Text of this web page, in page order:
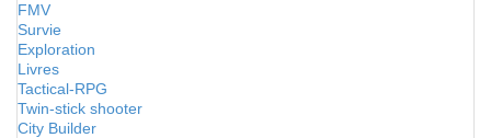
FMV
Survie
Exploration
Livres
Tactical-RPG
Twin-stick shooter
City Builder